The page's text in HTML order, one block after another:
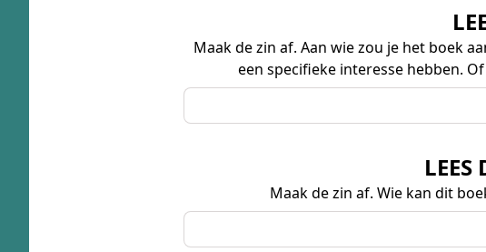
Maak de zin af. Aan wie zou je het boek
een specifieke interesse hebben.
Maak de zin af. Wie kan dit